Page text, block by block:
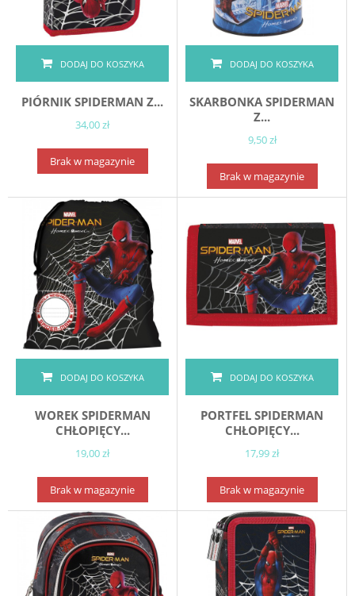
DODAJ DO KOSZYKA
PIÓRNIK SPIDERMAN Z...
34,00 zł
Brak w magazynie
DODAJ DO KOSZYKA
SKARBONKA SPIDERMAN
Z...
9,50 zł
Brak w magazynie
DODAJ DO KOSZYKA
WOREK SPIDERMAN
CHŁOPIĘCY...
19,00 zł
Brak w magazynie
DODAJ DO KOSZYKA
PORTFEL SPIDERMAN
CHŁOPIĘCY...
17,99 zł
Brak w magazynie